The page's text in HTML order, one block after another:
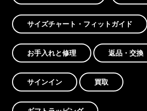
サイズチャート・フィットガイド
お手入れと修理 返品・交換
サインイン 買取